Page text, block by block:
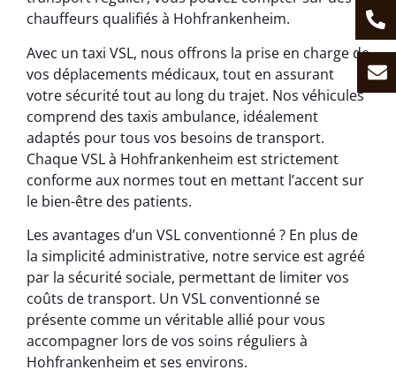
chauffeurs qualifiés à Hohfrankenheim.
Avec un taxi VSL, nous offrons la prise en charge de
vos déplacements médicaux, tout en assurant
votre sécurité tout au long du trajet. Nos véhicules
comprend des taxis ambulance, idéalement
adaptés pour tous vos besoins de transport.
Chaque VSL à Hohfrankenheim est strictement
conforme aux normes tout en mettant l’accent sur
le bien-être des patients.
Les avantages d’un VSL conventionné ? En plus de
la simplicité administrative, notre service est agréé
par la sécurité sociale, permettant de limiter vos
coûts de transport. Un VSL conventionné se
présente comme un véritable allié pour vous
accompagner lors de vos soins réguliers à
Hohfrankenheim et ses environs.